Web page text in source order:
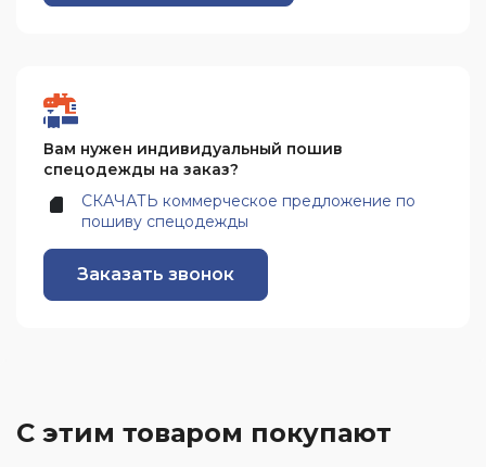
Вам нужен индивидуальный пошив
спецодежды на заказ?
СКАЧАТЬ коммерческое предложение по
пошиву спецодежды
Заказать звонок
С этим товаром покупают